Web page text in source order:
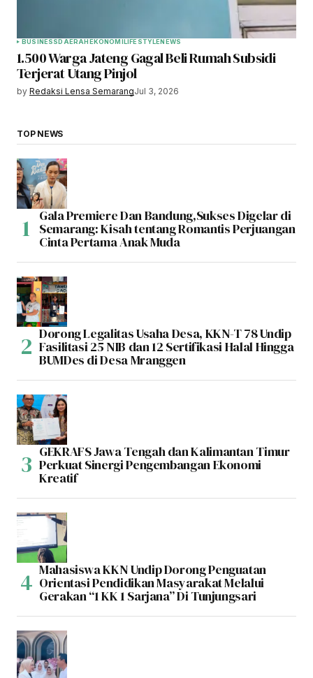
BUSINESSDAERAHEKONOMILIFESTYLENEWS
1.500 Warga Jateng Gagal Beli Rumah Subsidi
Terjerat Utang Pinjol
by Redaksi Lensa SemarangJul 3, 2026
TOP NEWS
Gala Premiere Dan Bandung,Sukses Digelar di
Semarang: Kisah tentang Romantis Perjuangan
Cinta Pertama Anak Muda
Dorong Legalitas Usaha Desa, KKN-T 78 Undip
Fasilitasi 25 NIB dan 12 Sertifikasi Halal Hingga
BUMDes di Desa Mranggen
GEKRAFS Jawa Tengah dan Kalimantan Timur
Perkuat Sinergi Pengembangan Ekonomi
Kreatif
Mahasiswa KKN Undip Dorong Penguatan
Orientasi Pendidikan Masyarakat Melalui
Gerakan “1 KK 1 Sarjana” Di Tunjungsari